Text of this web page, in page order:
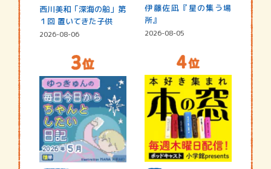
西川美和「深海の船」第
１回 置いてきた子供
2026-08-06
伊藤佐凪『星の集う場
所』
2026-08-05